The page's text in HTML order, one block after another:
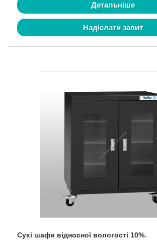
Детальніше
Надіслати запит
Сухі шафи відносної вологості 10%.